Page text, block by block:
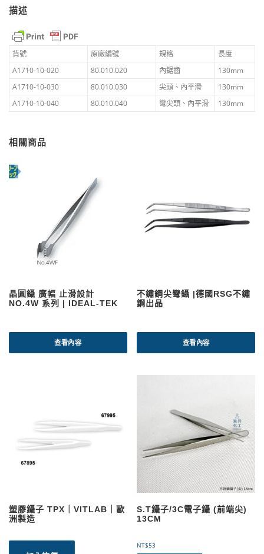
RSG
不
鋼
出
量
描述
貨號 原廠編號 規格
長度
A1710-10-020
80.010.020 內鋸齒
130mm
A1710-10-030
80.010.030 尖頭、內平滑
130mm
A1710-10-040
80.010.040 彎尖頭、內平滑 130mm
相關商品
晶圓鑷 廣幅 止滑設計
NO.4W 系列 | IDEAL-TEK
查看內容
不鏽鋼尖彎鑷 |德國RSG不鏽
鋼出品
查看內容
塑膠鑷子 TPX｜VITLAB｜歐
洲製造
S.T鑷子/3C電子鑷 (前端尖)
13CM
NT$53